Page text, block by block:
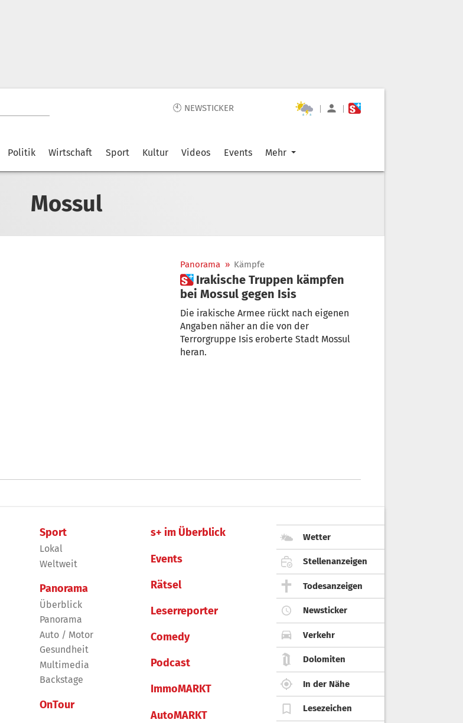
🕙 NEWSTICKER | |
Politik Wirtschaft Sport Kultur Videos Events Mehr
Mossul
Panorama » Kämpfe
 Irakische Truppen kämpfen
bei Mossul gegen Isis
Die irakische Armee rückt nach eigenen
Angaben näher an die von der
Terrorgruppe Isis eroberte Stadt Mossul
heran.
Sport
Lokal
Weltweit
Panorama
Überblick
Panorama
Auto / Motor
Gesundheit
Multimedia
Backstage
OnTour
s+ im Überblick
Events
Rätsel
Leserreporter
Comedy
Podcast
ImmoMARKT
AutoMARKT
Wetter
Stellenanzeigen
Todesanzeigen
Newsticker
Verkehr
Dolomiten
In der Nähe
Lesezeichen